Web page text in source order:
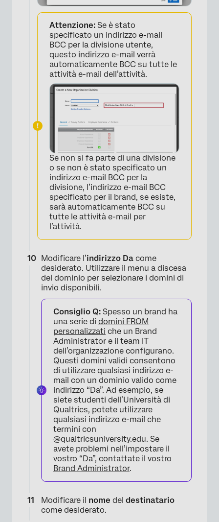
×
Attenzione: Se è stato
specificato un indirizzo e-mail
BCC per la divisione utente,
questo indirizzo e-mail verrà
automaticamente BCC su tutte le
attività e-mail dell’attività.
Se non si fa parte di una divisione
o se non è stato specificato un
indirizzo e-mail BCC per la
divisione, l’indirizzo e-mail BCC
specificato per il brand, se esiste,
sarà automaticamente BCC su
tutte le attività e-mail per
l’attività.
Modificare l’indirizzo Da come
desiderato. Utilizzare il menu a discesa
del dominio per selezionare i domini di
invio disponibili.
Consiglio Q: Spesso un brand ha
una serie di domini FROM
personalizzati che un Brand
Administrator e il team IT
dell’organizzazione configurano.
Questi domini validi consentono
di utilizzare qualsiasi indirizzo e-
mail con un dominio valido come
indirizzo “Da”. Ad esempio, se
siete studenti dell’Università di
Qualtrics, potete utilizzare
qualsiasi indirizzo e-mail che
termini con
@qualtricsuniversity.edu. Se
avete problemi nell’impostare il
vostro “Da”, contattate il vostro
Brand Administrator.
Modificare il nome del destinatario
come desiderato.